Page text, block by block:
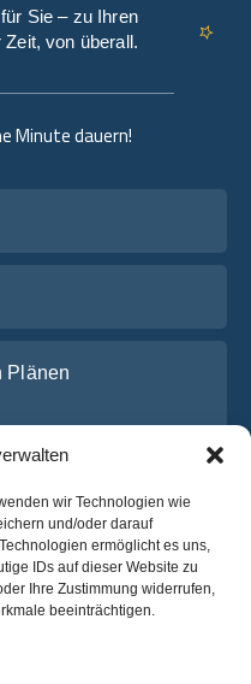
wir Technologien wie
und/oder darauf
ermöglicht es uns,
IDs auf dieser Website zu
Ihre Zustimmung widerrufen,
beeinträchtigen.
Minute dauern!
von OsaBus
Sie – zu Ihren
von überall.